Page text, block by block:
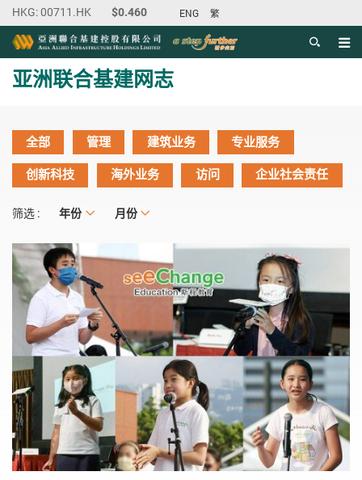
ENG 繁
目录
主内容开始
亚洲联合基建网志
全部 管理 建筑业务
专业服务
创新科技
海外业务 访问 企业社会责任
筛选 : 年份
年份 月份
月份